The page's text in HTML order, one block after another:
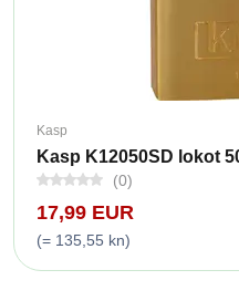
Kasp
Kasp K12050SD lokot
(0)
17,99 EUR
(= 135,55 kn)